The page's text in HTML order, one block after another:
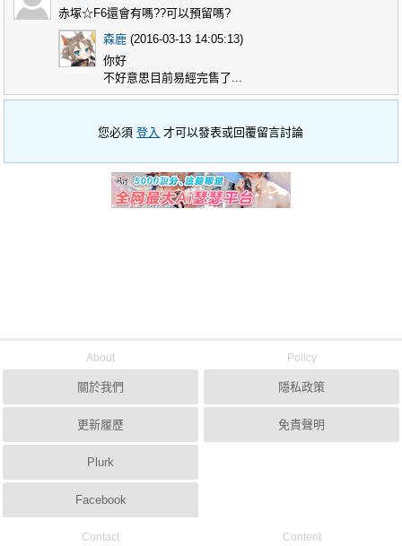
赤塚☆F6還會有嗎??可以預留嗎?
森鹿 (2016-03-13 14:05:13)
你好
不好意思目前易經完售了...
您必須登入 才可以發表或回覆留言討論
About
關於我們
更新履歷
Plurk
Facebook
Policy
隱私政策
免責聲明
Contact Content